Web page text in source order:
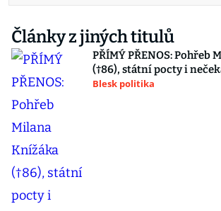
Články z jiných titulů
PŘÍMÝ PŘENOS: Pohřeb
(†86), státní pocty i
Blesk politika